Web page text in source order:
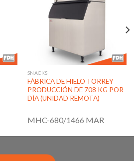
SNACKS
FÁBRICA DE HIELO TORREY
PRODUCCIÓN DE 708 KG POR
DÍA (UNIDAD REMOTA)
MHC-680/1466 MAR